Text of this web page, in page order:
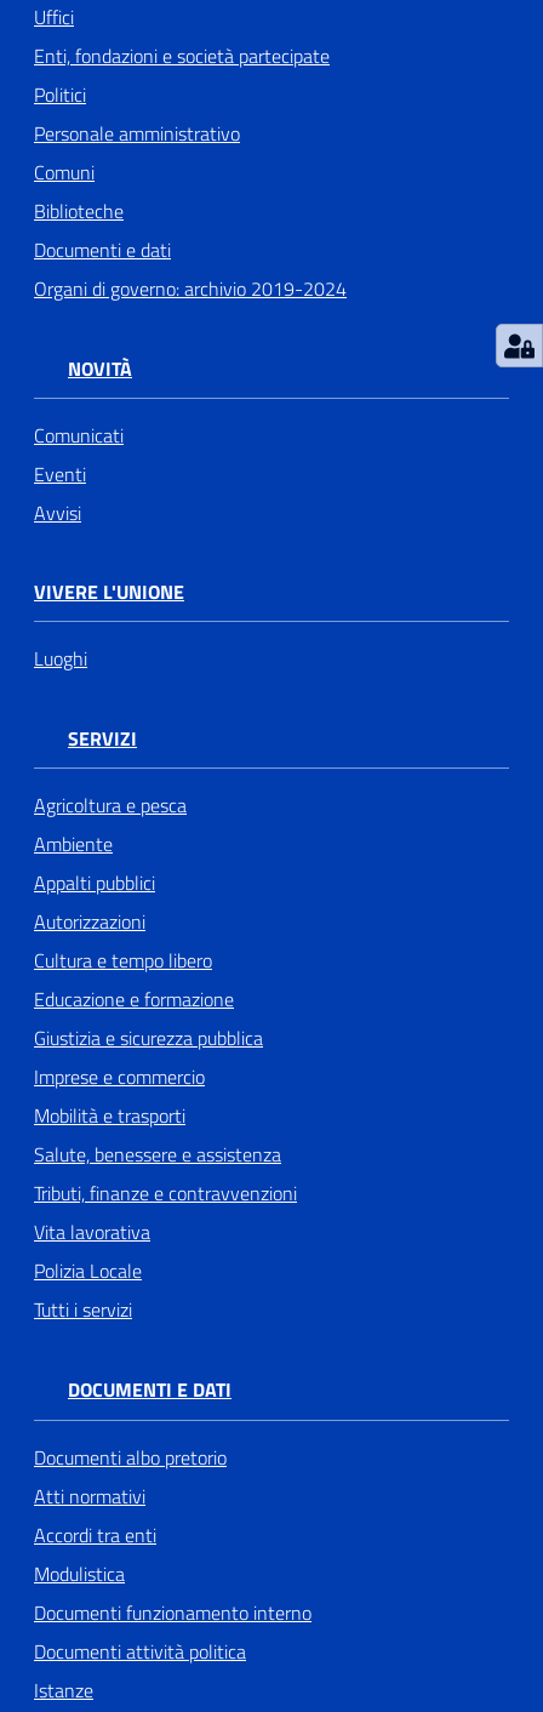
Uffici
Enti, fondazioni e società partecipate
Politici
Personale amministrativo
Comuni
Biblioteche
Documenti e dati
Organi di governo: archivio 2019-2024
NOVITÀ
Comunicati
Eventi
Avvisi
VIVERE L'UNIONE
Luoghi
SERVIZI
Agricoltura e pesca
Ambiente
Appalti pubblici
Autorizzazioni
Cultura e tempo libero
Educazione e formazione
Giustizia e sicurezza pubblica
Imprese e commercio
Mobilità e trasporti
Salute, benessere e assistenza
Tributi, finanze e contravvenzioni
Vita lavorativa
Polizia Locale
Tutti i servizi
DOCUMENTI E DATI
Documenti albo pretorio
Atti normativi
Accordi tra enti
Modulistica
Documenti funzionamento interno
Documenti attività politica
Istanze